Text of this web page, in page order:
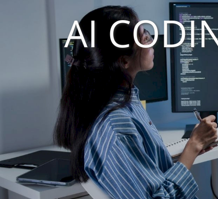
Security & Compliance
Technisches Portfolio
Industrie
Logistik
Medien
Code of
Kontakt
AI